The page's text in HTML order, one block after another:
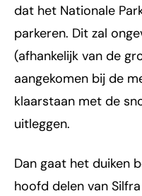
dat het Nationale
parkeren. Dit zal
(afhankelijk van de
aangekomen bij de
klaarstaan met de
uitleggen.
Dan gaat het duiken
hoofd delen van